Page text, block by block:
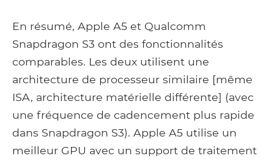
En résumé, Apple A5 et Qualcomm
Snapdragon S3 ont des fonctionnalités
comparables. Les deux utilisent une
architecture de processeur similaire [même
ISA, architecture matérielle différente] (avec
une fréquence de cadencement plus rapide
dans Snapdragon S3). Apple A5 utilise un
meilleur GPU avec un support de traitement